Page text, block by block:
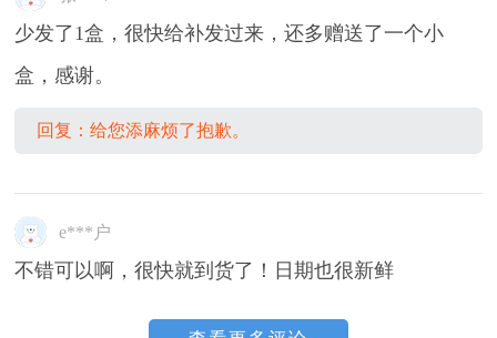
少发了1盒，很快给补发过来，还多赠送了一个小
盒，感谢。
回复：给您添麻烦了抱歉。
e***户
不错可以啊，很快就到货了！日期也很新鲜